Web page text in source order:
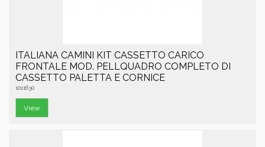
ITALIANA CAMINI KIT CASSETTO CARICO
FRONTALE MOD. PELLQUADRO COMPLETO DI
CASSETTO PALETTA E CORNICE
1011630
View